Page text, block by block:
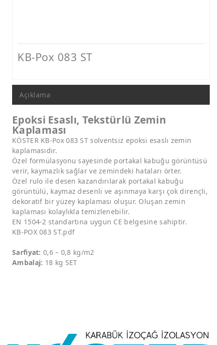
KB-Pox 083 ST
Açıklama
Epoksi Esaslı, Tekstürlü Zemin
Kaplaması
KÖSTER KB-Pox 083 ST solventsiz epoksi esaslı zemin
kaplamasıdır.
Özel formülasyonu sayesinde portakal kabuğu görüntüsü
verir, kaymazlık sağlar ve zemindeki hataları örter.
Özel rulo ile desen kazandırılarak portakal kabuğu
görüntülü, kaymaz desenli ve aşınmaya karşı çok dirençli,
dekoratif bir yüzey kaplaması oluşur. Oluşan zemin
kaplaması kolaylıkla temizlenebilir.
EN 1504-2 standartına uygun CE belgesine sahiptir.
KB-POX 083 ST.pdf
Sarfiyat: 0,6 – 0,8 kg/m2
Ambalaj: 18 kg SET